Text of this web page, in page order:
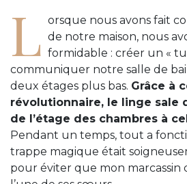
L orsque nous avons fait
de notre maison, nous
formidable : créer un «
communiquer notre salle de
deux étages plus bas. Grâce à
révolutionnaire, le linge sale
de l’étage des chambres à
Pendant un temps, tout a
trappe magique était
pour éviter que mon marcassin